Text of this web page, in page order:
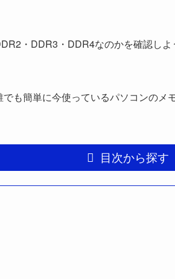
・DDR3・DDR4なのかを確認し
も簡単に今使っているパソコンのメ
目次から探す